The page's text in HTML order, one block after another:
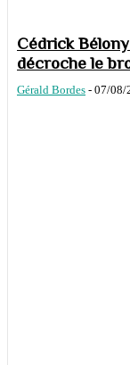
Cédrick
décroche le
Gérald Bordes - 07/08/